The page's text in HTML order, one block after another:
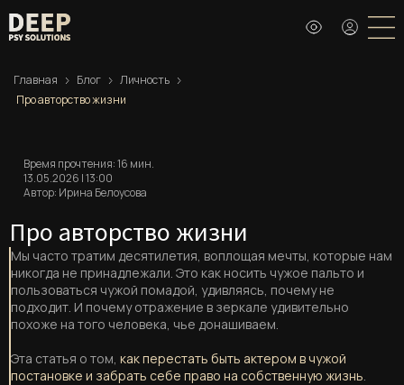
Главная Блог
Личность
Про авторство жизни
Время прочтения: 16 мин.
13.05.2026 | 13:00
Автор: Ирина Белоусова
Про авторство жизни
Мы часто тратим десятилетия, воплощая мечты, которые нам
никогда не принадлежали. Это как носить чужое пальто и
пользоваться чужой помадой, удивляясь, почему не
подходит. И почему отражение в зеркале удивительно
похоже на того человека, чье донашиваем.
Эта статья о том, как перестать быть актером в чужой
постановке и забрать себе право на собственную жизнь.